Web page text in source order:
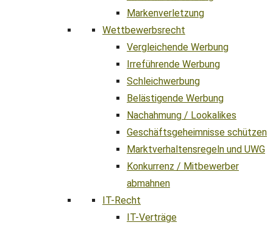
Markenverletzung
Wettbewerbsrecht
Vergleichende Werbung
Irreführende Werbung
Schleichwerbung
Belästigende Werbung
Nachahmung / Lookalikes
Geschäftsgeheimnisse schützen
Marktverhaltensregeln und UWG
Konkurrenz / Mitbewerber
abmahnen
IT-Recht
IT-Verträge